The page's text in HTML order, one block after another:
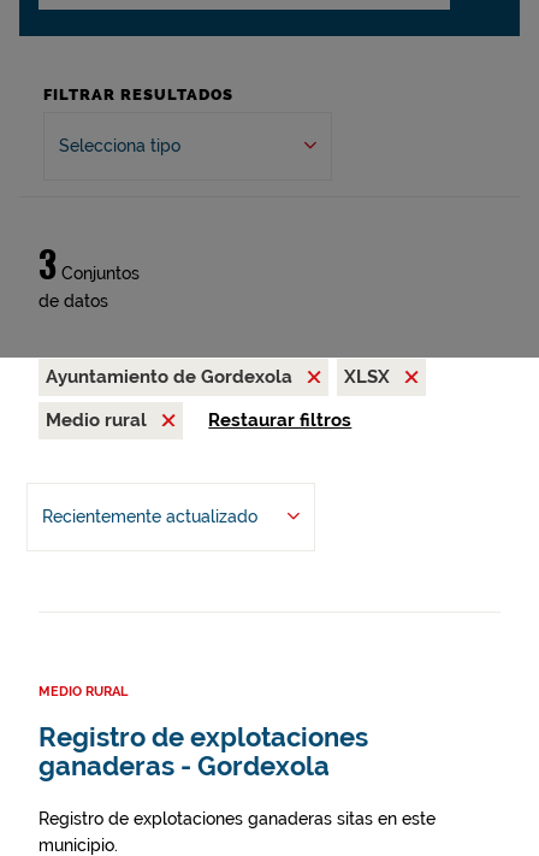
FILTRAR RESULTADOS
Selecciona tipo
3 Conjuntos
de datos
Ayuntamiento de Gordexola
XLSX
Medio rural
Restaurar filtros
Recientemente actualizado
MEDIO RURAL
Registro de explotaciones
ganaderas - Gordexola
Registro de explotaciones ganaderas sitas en este
municipio.